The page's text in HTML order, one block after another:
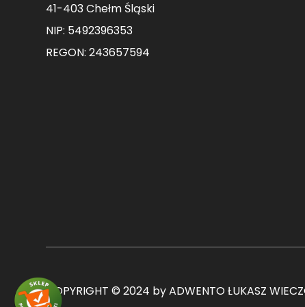
41-403 Chełm Śląski
NIP: 5492396353
REGON: 243657594
COPYRIGHT © 2024 by ADWENTO ŁUKASZ